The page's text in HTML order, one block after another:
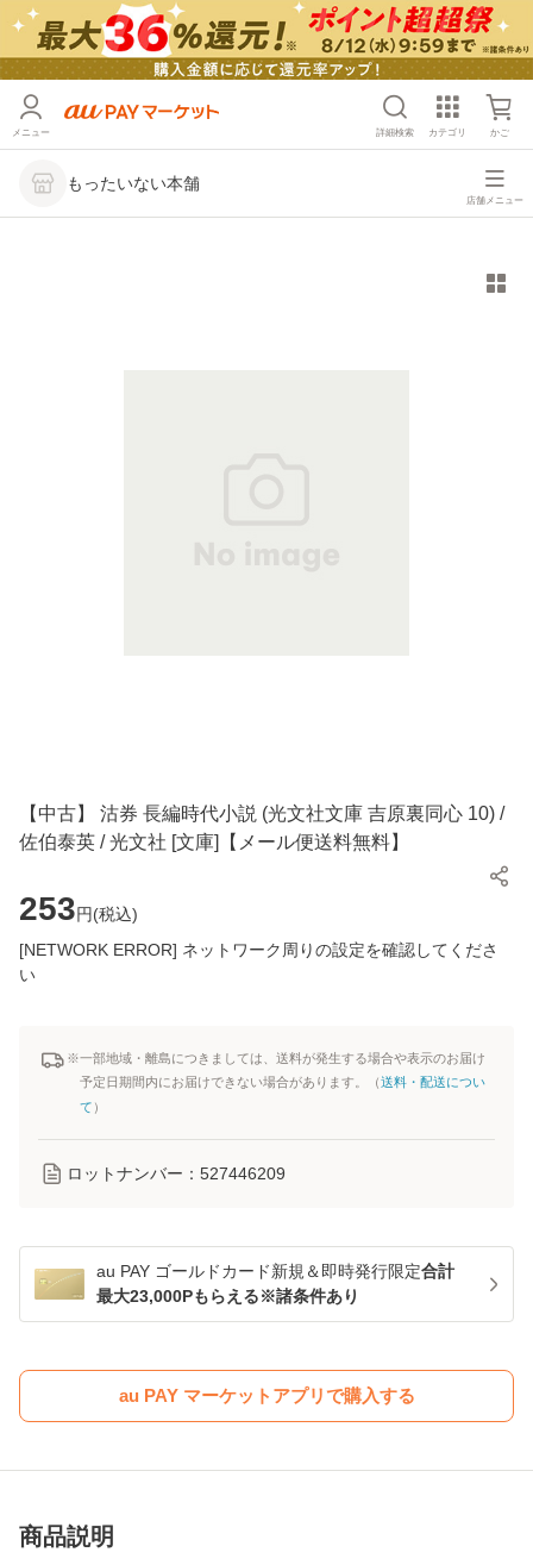
メニュー 詳細検索 カテゴリ かご
もったいない本舗
店舗メニュー
【中古】 沽券 長編時代小説 (光文社文庫 吉原裏同心 10) /
佐伯泰英 / 光文社 [文庫]【メール便送料無料】
253円(税込)
[NETWORK ERROR] ネットワーク周りの設定を確認してくださ
い
※一部地域・離島につきましては、送料が発生する場合や表示のお届け
予定日期間内にお届けできない場合があります。（送料・配送につい
て ）
ロットナンバー： 527446209
au PAY ゴールドカード新規＆即時発行限定合計
最大23,000Pもらえる※諸条件あり
au PAY マーケットアプリで購入する
商品説明